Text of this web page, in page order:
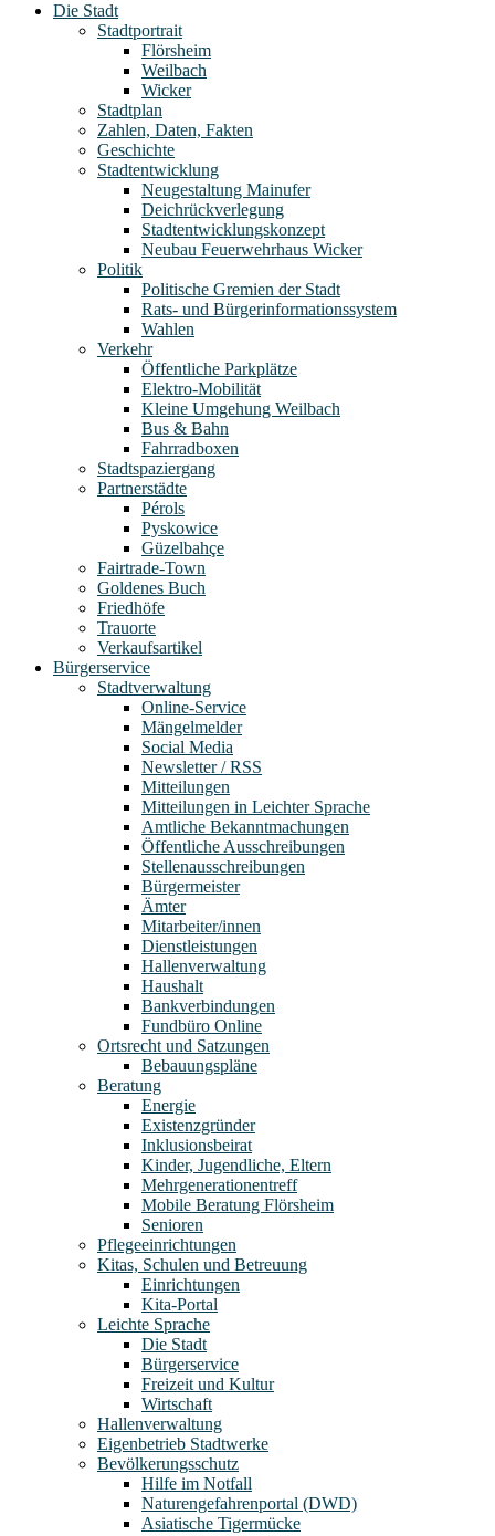
Die Stadt
Stadtportrait
Flörsheim
Weilbach
Wicker
Stadtplan
Zahlen, Daten, Fakten
Geschichte
Stadtentwicklung
Neugestaltung Mainufer
Deichrückverlegung
Stadtentwicklungskonzept
Neubau Feuerwehrhaus Wicker
Politik
Politische Gremien der Stadt
Rats- und Bürgerinformationssystem
Wahlen
Verkehr
Öffentliche Parkplätze
Elektro-Mobilität
Kleine Umgehung Weilbach
Bus & Bahn
Fahrradboxen
Stadtspaziergang
Partnerstädte
Pérols
Pyskowice
Güzelbahçe
Fairtrade-Town
Goldenes Buch
Friedhöfe
Trauorte
Verkaufsartikel
Bürgerservice
Stadtverwaltung
Online-Service
Mängelmelder
Social Media
Newsletter / RSS
Mitteilungen
Mitteilungen in Leichter Sprache
Amtliche Bekanntmachungen
Öffentliche Ausschreibungen
Stellenausschreibungen
Bürgermeister
Ämter
Mitarbeiter/innen
Dienstleistungen
Hallenverwaltung
Haushalt
Bankverbindungen
Fundbüro Online
Ortsrecht und Satzungen
Bebauungspläne
Beratung
Energie
Existenzgründer
Inklusionsbeirat
Kinder, Jugendliche, Eltern
Mehrgenerationentreff
Mobile Beratung Flörsheim
Senioren
Pflegeeinrichtungen
Kitas, Schulen und Betreuung
Einrichtungen
Kita-Portal
Leichte Sprache
Die Stadt
Bürgerservice
Freizeit und Kultur
Wirtschaft
Hallenverwaltung
Eigenbetrieb Stadtwerke
Bevölkerungsschutz
Hilfe im Notfall
Naturengefahrenportal (DWD)
Asiatische Tigermücke